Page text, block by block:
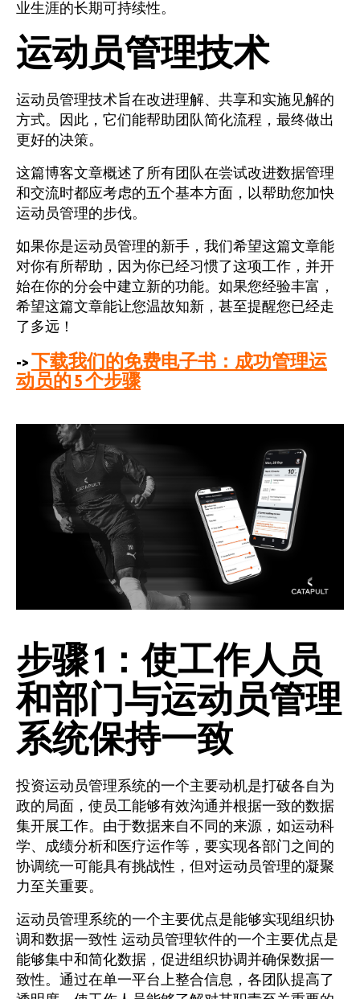
业生涯的长期可持续性。
运动员管理技术
运动员管理技术旨在改进理解、共享和实施见解的
方式。因此，它们能帮助团队简化流程，最终做出
更好的决策。
这篇博客文章概述了所有团队在尝试改进数据管理
和交流时都应考虑的五个基本方面，以帮助您加快
运动员管理的步伐。
如果你是运动员管理的新手，我们希望这篇文章能
对你有所帮助，因为你已经习惯了这项工作，并开
始在你的分会中建立新的功能。如果您经验丰富，
希望这篇文章能让您温故知新，甚至提醒您已经走
了多远！
->
下载我们的免费电子书：成功管理运
动员的 5 个步骤
步骤 1：使工作人员
和部门与运动员管理
系统保持一致
投资运动员管理系统的一个主要动机是打破各自为
政的局面，使员工能够有效沟通并根据一致的数据
集开展工作。由于数据来自不同的来源，如运动科
学、成绩分析和医疗运作等，要实现各部门之间的
协调统一可能具有挑战性，但对运动员管理的凝聚
力至关重要。
运动员管理系统的一个主要优点是能够实现组织协
调和数据一致性 运动员管理软件的一个主要优点是
能够集中和简化数据，促进组织协调并确保数据一
致性。通过在单一平台上整合信息，各团队提高了